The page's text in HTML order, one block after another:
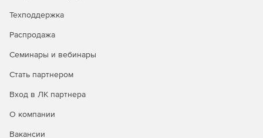
сервисов.
Управление всеми аспектами безопасности удобно и
Автоматизация политики безопасности и
среды.
Техподдержка
Распродажа
Семинары и вебинары
Стать партнером
Вход в ЛК партнера
О компании
Вакансии